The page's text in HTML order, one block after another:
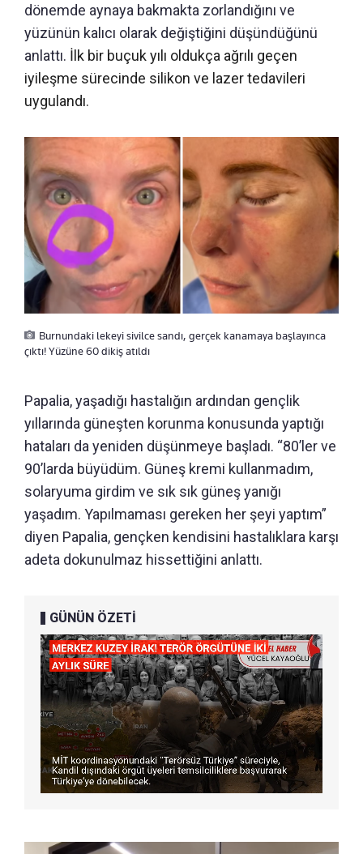
dönemde aynaya bakmakta zorlandığını ve
yüzünün kalıcı olarak değiştiğini düşündüğünü
anlattı. İlk bir buçuk yılı oldukça ağrılı geçen
iyileşme sürecinde silikon ve lazer tedavileri
uygulandı.
Burnundaki lekeyi sivilce sandı, gerçek kanamaya başlayınca
çıktı! Yüzüne 60 dikiş atıldı
Papalia, yaşadığı hastalığın ardından gençlik
yıllarında güneşten korunma konusunda yaptığı
hataları da yeniden düşünmeye başladı. “80’ler ve
90’larda büyüdüm. Güneş kremi kullanmadım,
solaryuma girdim ve sık sık güneş yanığı
yaşadım. Yapılmaması gereken her şeyi yaptım”
diyen Papalia, gençken kendisini hastalıklara karşı
adeta dokunulmaz hissettiğini anlattı.
GÜNÜN ÖZETİ